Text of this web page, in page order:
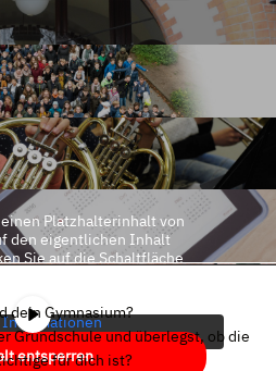
Platzhalterinhalt von
den eigentlichen Inhalt
Sie auf die Schaltfläche
Informationen
entsperren
dein Gymnasium?
Grundschule und überlegst, ob die
für dich ist?